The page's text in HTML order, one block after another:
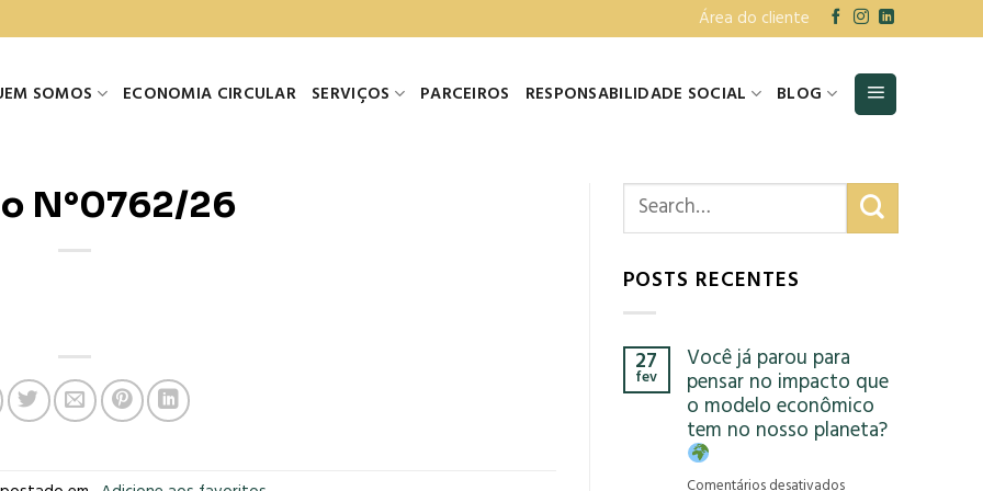
Área do cliente
SOMOS ECONOMIA CIRCULAR SERVIÇOS PARCEIROS RESPONSABILIDADE SOCIAL BLOG
N°0762/26
POSTS RECENTES
27
fev
Você já parou para
pensar no impacto que
o modelo econômico
tem no nosso planeta?
Comentários desativadosem